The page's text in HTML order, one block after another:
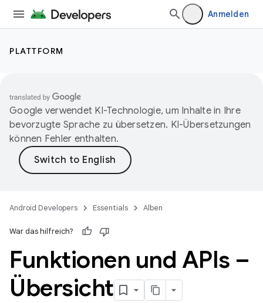
Anmelden
PLATTFORM
Google verwendet KI-Technologie, um Inhalte in Ihre
bevorzugte Sprache zu übersetzen. KI-Übersetzungen
können Fehler enthalten.
Android Developers Essentials Alben
War das hilfreich?
Funktionen und APIs –
Übersicht